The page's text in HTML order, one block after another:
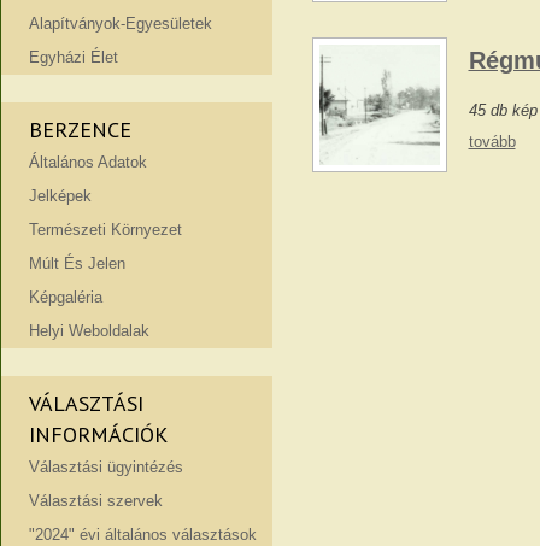
Alapítványok-Egyesületek
Egyházi Élet
BERZENCE
Általános Adatok
Jelképek
Természeti Környezet
Múlt És Jelen
Képgaléria
Helyi Weboldalak
VÁLASZTÁSI
INFORMÁCIÓK
Választási ügyintézés
Választási szervek
"2024" évi általános választások
45 db kép
tovább